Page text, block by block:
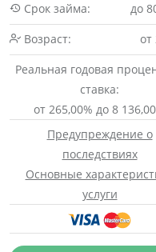
Срок займа:
до
Возраст:
от
Реальная годовая
ставка:
от 265,00% до 8
Предупреждение о
последствиях
Основные
услуги